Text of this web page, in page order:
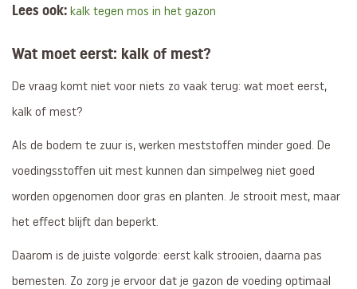
Lees ook: kalk tegen mos in het gazon
Wat moet eerst: kalk of mest?
De vraag komt niet voor niets zo vaak terug: wat moet eerst,
kalk of mest?
Als de bodem te zuur is, werken meststoffen minder goed. De
voedingsstoffen uit mest kunnen dan simpelweg niet goed
worden opgenomen door gras en planten. Je strooit mest, maar
het effect blijft dan beperkt.
Daarom is de juiste volgorde: eerst kalk strooien, daarna pas
bemesten. Zo zorg je ervoor dat je gazon de voeding optimaal